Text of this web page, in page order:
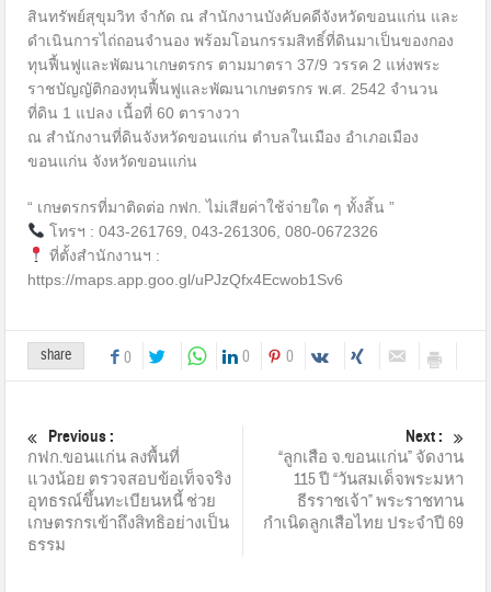
สินทรัพย์สุขุมวิท จำกัด ณ สำนักงานบังคับคดีจังหวัดขอนแก่น และ
ดำเนินการไถ่ถอนจำนอง พร้อมโอนกรรมสิทธิ์ที่ดินมาเป็นของกอง
ทุนฟื้นฟูและพัฒนาเกษตรกร ตามมาตรา 37/9 วรรค 2 แห่งพระ
ราชบัญญัติกองทุนฟื้นฟูและพัฒนาเกษตรกร พ.ศ. 2542 จำนวน
ที่ดิน 1 แปลง เนื้อที่ 60 ตารางวา
ณ สำนักงานที่ดินจังหวัดขอนแก่น ตำบลในเมือง อำเภอเมือง
ขอนแก่น จังหวัดขอนแก่น
“ เกษตรกรที่มาติดต่อ กฟก. ไม่เสียค่าใช้จ่ายใด ๆ ทั้งสิ้น ”
โทรฯ : 043-261769, 043-261306, 080-0672326
ที่ตั้งสำนักงานฯ :
https://maps.app.goo.gl/uPJzQfx4Ecwob1Sv6
share 0 0 0
Previous :
กฟก.ขอนแก่น ลงพื้นที่
แวงน้อย ตรวจสอบข้อเท็จจริง
อุทธรณ์ขึ้นทะเบียนหนี้ ช่วย
เกษตรกรเข้าถึงสิทธิอย่างเป็น
ธรรม
Next :
“ลูกเสือ จ.ขอนแก่น” จัดงาน
115 ปี “วันสมเด็จพระมหา
ธีรราชเจ้า” พระราชทาน
กำเนิดลูกเสือไทย ประจำปี 69